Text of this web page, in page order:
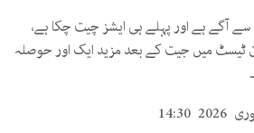
آسٹریلیا اس سیریز میں 3-1 سے آگے ہے اور پہلے ہی ایشز چیت چکا ہے،
ٹیسٹ میں جیت کے بعد مزید ایک اور حوصلہ